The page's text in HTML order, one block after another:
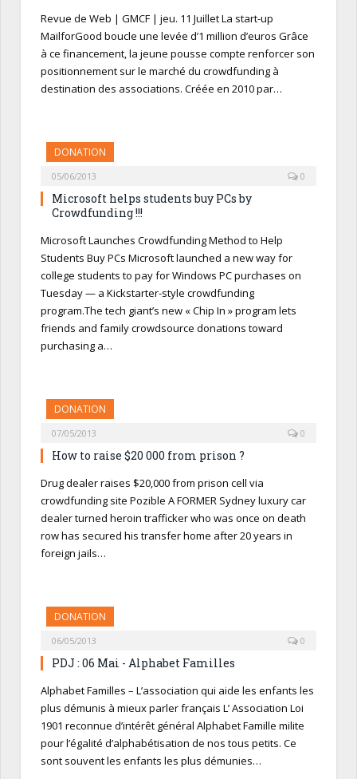
Revue de Web | GMCF | jeu. 11 Juillet La start-up
MailforGood boucle une levée d’1 million d’euros Grâce
à ce financement, la jeune pousse compte renforcer son
positionnement sur le marché du crowdfunding à
destination des associations. Créée en 2010 par…
DONATION
05/06/2013 0
Microsoft helps students buy PCs by
Crowdfunding !!!
Microsoft Launches Crowdfunding Method to Help
Students Buy PCs Microsoft launched a new way for
college students to pay for Windows PC purchases on
Tuesday — a Kickstarter-style crowdfunding
program.The tech giant’s new « Chip In » program lets
friends and family crowdsource donations toward
purchasing a…
DONATION
07/05/2013 0
How to raise $20 000 from prison ?
Drug dealer raises $20,000 from prison cell via
crowdfunding site Pozible A FORMER Sydney luxury car
dealer turned heroin trafficker who was once on death
row has secured his transfer home after 20 years in
foreign jails…
DONATION
06/05/2013 0
PDJ : 06 Mai - Alphabet Familles
Alphabet Familles – L’association qui aide les enfants les
plus démunis à mieux parler français L’ Association Loi
1901 reconnue d’intérêt général Alphabet Famille milite
pour l’égalité d’alphabétisation de nos tous petits. Ce
sont souvent les enfants les plus démunies…